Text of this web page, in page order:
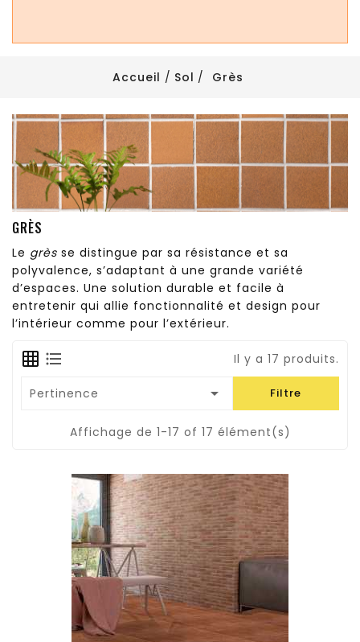
Accueil Sol Grès
GRÈS
Le grès se distingue par sa résistance et sa
polyvalence, s’adaptant à une grande variété
d’espaces. Une solution durable et facile à
entretenir qui allie fonctionnalité et design pour
l’intérieur comme pour l’extérieur.
Il y a 17 produits.
Pertinence  Filtre
Affichage de 1-17 of 17 élément(s)